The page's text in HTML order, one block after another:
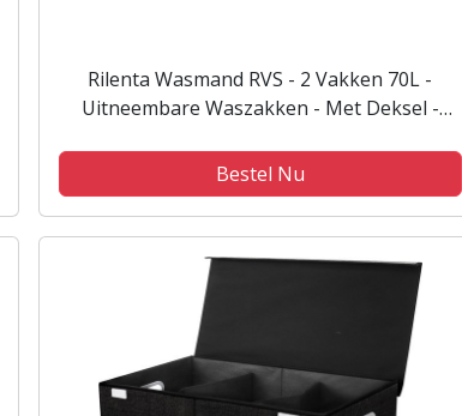
Rilenta Wasmand RVS - 2 Vakken 70L -
Uitneembare Waszakken - Met Deksel -
Smalle Dubbele Wasmand - Zwart
Bestel Nu